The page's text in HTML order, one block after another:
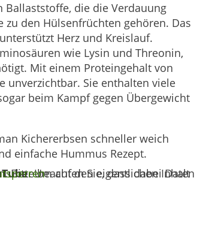
Ballaststoffe, die die Verdauung
zu den Hülsenfrüchten gehören. Das
Herz und Kreislauf.
wie Lysin und Threonin,
Mit einem Proteingehalt von
unverzichtbar. Sie enthalten viele
beim Kampf gegen Übergewicht
Kichererbsen schneller weich
einfache Hummus Rezept.